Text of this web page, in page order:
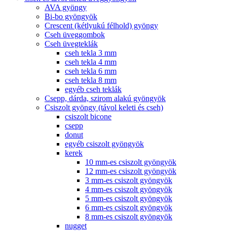
AVA gyöngy
Bi-bo gyöngyök
Crescent (kétlyukú félhold) gyöngy
Cseh üveggombok
Cseh üvegteklák
cseh tekla 3 mm
cseh tekla 4 mm
cseh tekla 6 mm
cseh tekla 8 mm
egyéb cseh teklák
Csepp, dárda, szirom alakú gyöngyök
Csiszolt gyöngy (távol keleti és cseh)
csiszolt bicone
csepp
donut
egyéb csiszolt gyöngyök
kerek
10 mm-es csiszolt gyöngyök
12 mm-es csiszolt gyöngyök
3 mm-es csiszolt gyöngyök
4 mm-es csiszolt gyöngyök
5 mm-es csiszolt gyöngyök
6 mm-es csiszolt gyöngyök
8 mm-es csiszolt gyöngyök
nugget